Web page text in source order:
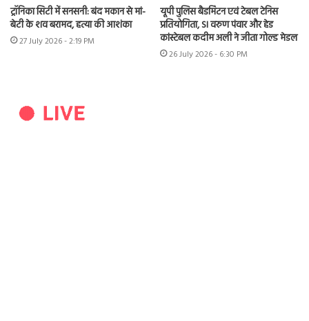
ट्रॉनिका सिटी में सनसनी: बंद मकान से मां-
बेटी के शव बरामद, हत्या की आशंका
27 July 2026 - 2:19 PM
यूपी पुलिस बैडमिंटन एवं टेबल टेनिस
प्रतियोगिता, SI वरुण पंवार और हेड
कांस्टेबल कदीम अली ने जीता गोल्ड मेडल
26 July 2026 - 6:30 PM